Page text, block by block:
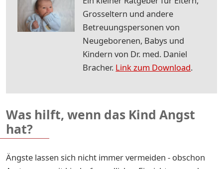
Grosseltern und andere
Betreuungspersonen von
Neugeborenen, Babys und
Kindern von Dr. med. Daniel
Bracher. Link zum Download.
Was hilft, wenn das Kind Angst
hat?
Ängste lassen sich nicht immer vermeiden - obschon